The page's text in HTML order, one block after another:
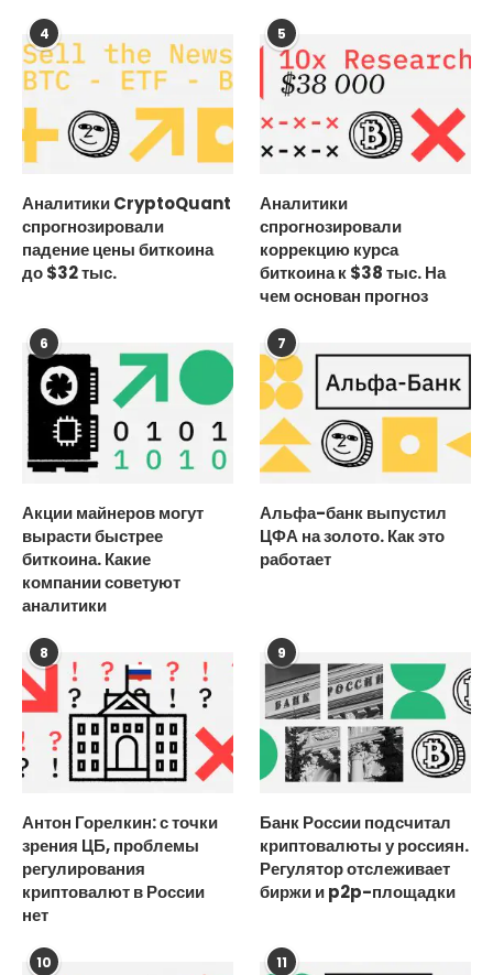
4
Аналитики CryptoQuant
спрогнозировали
падение цены биткоина
до $32 тыс.
5
Аналитики
спрогнозировали
коррекцию курса
биткоина к $38 тыс. На
чем основан прогноз
6
Акции майнеров могут
вырасти быстрее
биткоина. Какие
компании советуют
аналитики
7
Альфа-банк выпустил
ЦФА на золото. Как это
работает
8
Антон Горелкин: с точки
зрения ЦБ, проблемы
регулирования
криптовалют в России
нет
9
Банк России подсчитал
криптовалюты у россиян.
Регулятор отслеживает
биржи и p2p-площадки
10 11